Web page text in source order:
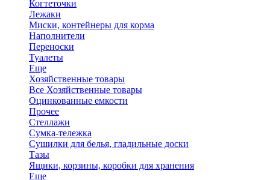
Когтеточки
Лежаки
Миски, контейнеры для корма
Наполнители
Переноски
Туалеты
Еще
Хозяйственные товары
Все Хозяйственные товары
Оцинкованные емкости
Прочее
Стеллажи
Сумка-тележка
Сушилки для белья, гладильные доски
Тазы
Ящики, корзины, коробки для хранения
Еще